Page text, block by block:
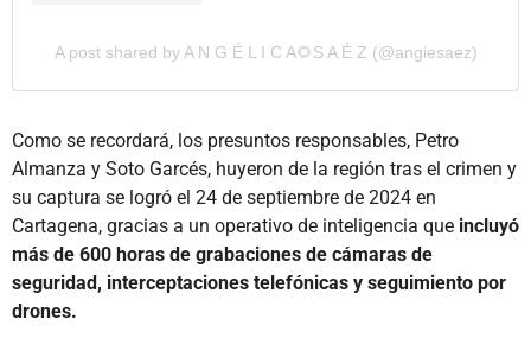
A post shared by A N G É L I C A🌻S A É Z (@angiesaez)
Como se recordará, los presuntos responsables, Petro
Almanza y Soto Garcés, huyeron de la región tras el crimen y
su captura se logró el 24 de septiembre de 2024 en
Cartagena, gracias a un operativo de inteligencia que incluyó
más de 600 horas de grabaciones de cámaras de
seguridad, interceptaciones telefónicas y seguimiento por
drones.